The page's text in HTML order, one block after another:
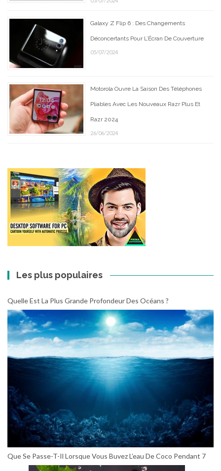
Galaxy Z Flip 6 : Des Changements
Déconcertants Pour L’Écran De Couverture
05/07/2024
Motorola Ouvre La Saison Des Téléphones
Pliables Avec Les Nouveaux Razr Plus Et
Razr 2024
26/06/2024
Les plus populaires
Quelle Est La Plus Grande Profondeur Des Océans ?
Que Se Passe-T-Il Lorsque Vous Buvez L’eau De Coco Pendant 7